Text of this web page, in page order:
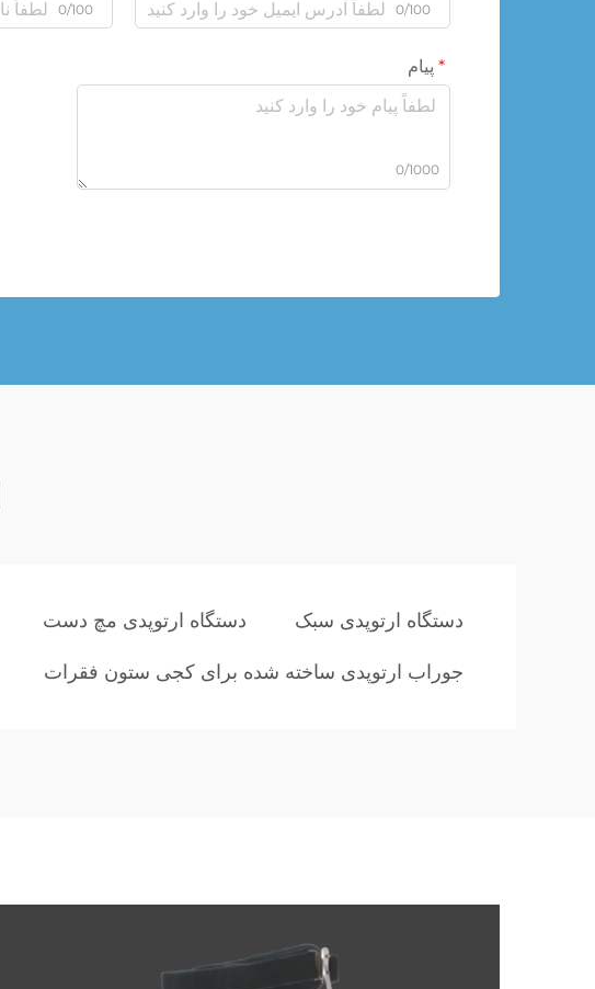
0/100
0/100
پیام
0/1000
دستگاه ارتوپدی سبک دستگاه ارتوپدی مچ دست
جوراب ارتوپدی ساخته شده برای کجی ستون فقرات